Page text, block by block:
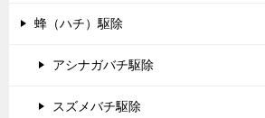
蜂（ハチ）駆除
アシナガバチ駆除
スズメバチ駆除